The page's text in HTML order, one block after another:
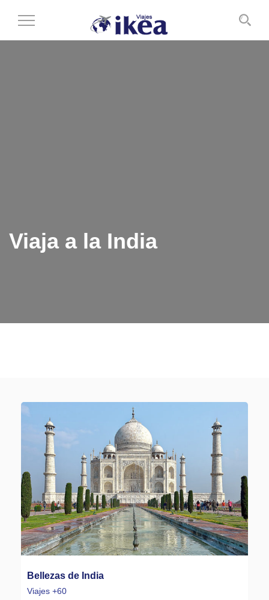
Cambiar
Viaja a la India
Bellezas de India
Viajes +60